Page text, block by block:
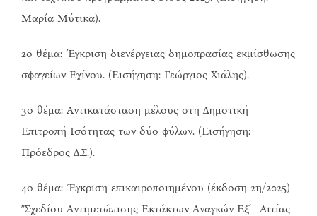
Μαρία Μύτικα).
2ο θέμα: Έγκριση διενέργειας δημοπρασίας εκμίσθωσης
σφαγείων Εχίνου. (Εισήγηση: Γεώργιος Χιάλης).
3ο θέμα: Αντικατάσταση μέλους στη Δημοτική
Επιτροπή Ισότητας των δύο φύλων. (Εισήγηση:
Πρόεδρος Δ.Σ.).
4ο θέμα: Έγκριση επικαιροποιημένου (έκδοση 2η/2025)
”Σχεδίου Αντιμετώπισης Εκτάκτων Αναγκών Εξ΄ Αιτίας